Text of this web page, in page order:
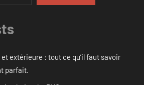
extérieure : tout ce qu’il faut savoir
parfait.